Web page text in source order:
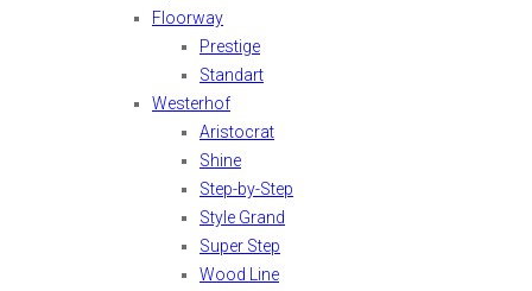
Floorway
Prestige
Standart
Westerhof
Aristocrat
Shine
Step-by-Step
Style Grand
Super Step
Wood Line